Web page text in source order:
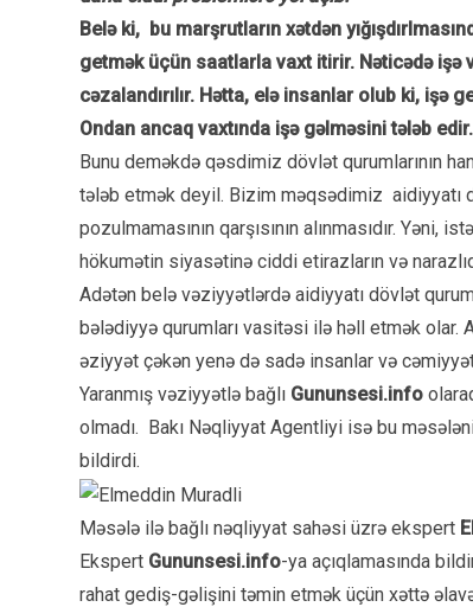
Belə ki, bu marşrutların xətdən
getmək üçün saatlarla vaxt itirir. Nəticədə
cəzalandırılır. Hətta, elə insanlar olub ki,
Ondan ancaq vaxtında işə gəlməsini tələb edir.
Bunu deməkdə qəsdimiz dövlət qurumlarının
tələb etmək deyil. Bizim məqsədimiz aidiyyatı
pozulmamasının qarşısının alınmasıdır.
hökumətin siyasətinə ciddi etirazların və
Adətən belə vəziyyətlərdə aidiyyatı dövlət
bələdiyyə qurumları vasitəsi ilə həll etmək olar.
əziyyət çəkən yenə də sadə insanlar və
Yaranmış vəziyyətlə bağlı Gununsesi.info
olmadı. Bakı Nəqliyyat Agentliyi isə bu
bildirdi.
Məsələ ilə bağlı nəqliyyat sahəsi üzrə ekspert
Ekspert Gununsesi.info-ya açıqlamasında
rahat gediş-gəlişini təmin etmək üçün xəttə